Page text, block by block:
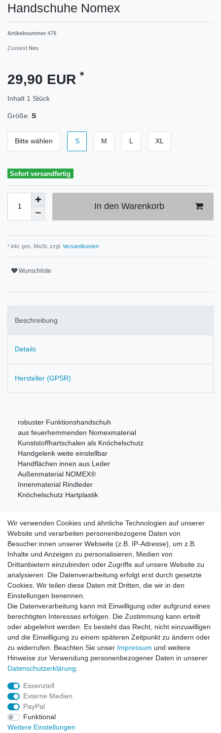
Handschuhe Nomex
Artikelnummer 479
Zustand Neu
29,90 EUR *
Inhalt 1 Stück
Größe: S
Bitte wählen S M L XL
Sofort versandfertig
In den Warenkorb
* inkl. ges. MwSt. zzgl. Versandkosten
Wunschliste
Beschreibung
Details
Hersteller (GPSR)
robuster Funktionshandschuh
aus feuerhemmenden Nomexmaterial
Kunststoffhartschalen als Knöchelschutz
Handgelenk weite einstellbar
Handflächen innen aus Leder
Außenmaterial NOMEX®
Innenmaterial Rindleder
Knöchelschutz Hartplastik
Information
Versand mit DHL weltweit
Kostenloser Versand ab 40 €
Lieferung an Paketstation
14 Tage Rückgaberecht
Wichtiges
Datenschutz
Impressum
Kontakt
AGB
Service
Zahlung und Versand
Vertrag widerrufen
Rücksendung
Verpackung
News
Wir verwenden Cookies und ähnliche Technologien auf unserer
Website und verarbeiten personenbezogene Daten von
Besucher:innen unserer Webseite (z.B. IP-Adresse), um z.B.
Inhalte und Anzeigen zu personalisieren, Medien von
Drittanbietern einzubinden oder Zugriffe auf unsere Website zu
analysieren. Die Datenverarbeitung erfolgt erst durch gesetzte
Cookies. Wir teilen diese Daten mit Dritten, die wir in den
Einstellungen benennen.
Die Datenverarbeitung kann mit Einwilligung oder aufgrund eines
berechtigten Interesses erfolgen. Die Zustimmung kann erteilt
oder abgelehnt werden. Es besteht das Recht, nicht einzuwilligen
und die Einwilligung zu einem späteren Zeitpunkt zu ändern oder
zu widerrufen. Beachten Sie unser Impressum und weitere
Hinweise zur Verwendung personenbezogener Daten in unserer
Daten­schutz­erklärung
Essenziell
Externe Medien
PayPal
Funktional
Weitere Einstellungen